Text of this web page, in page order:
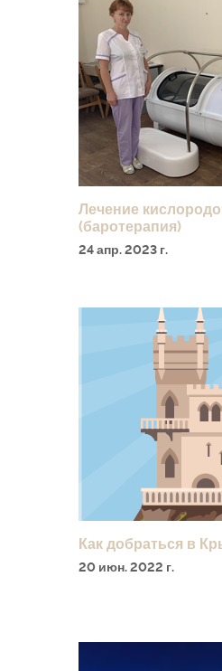
Лечение
(баротерапия)
24 апр. 2023 г.
Как добраться в
20 июн. 2022 г.